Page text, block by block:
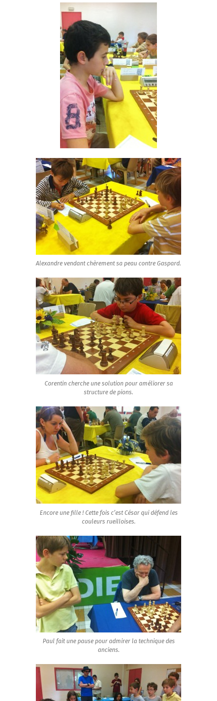
Alexandre vendant chèrement sa peau contre Gaspard.
Corentin cherche une solution pour améliorer sa
structure de pions.
Encore une fille ! Cette fois c’est César qui défend les
couleurs rueilloises.
Paul fait une pause pour admirer la technique des
anciens.